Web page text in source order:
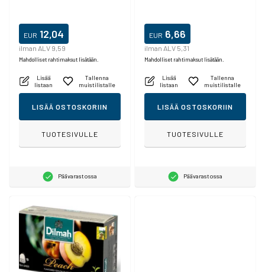
EUR 12,04
ilman ALV 9,59
Mahdolliset rahtimaksut lisätään.
Lisää
listaan
Tallenna
muistilistalle
LISÄÄ OSTOSKORIIN
TUOTESIVULLE
Päävarastossa
EUR 6,66
ilman ALV 5,31
Mahdolliset rahtimaksut lisätään.
Lisää
listaan
Tallenna
muistilistalle
LISÄÄ OSTOSKORIIN
TUOTESIVULLE
Päävarastossa